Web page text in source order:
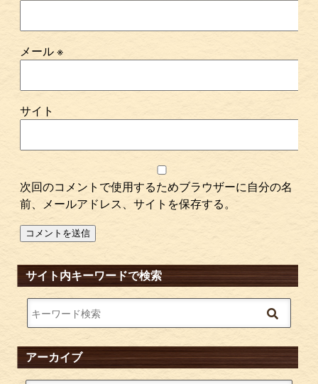
メール※
サイト
次回のコメントで使用するためブラウザーに自分の名
前、メールアドレス、サイトを保存する。
サイト内キーワードで検索
アーカイブ